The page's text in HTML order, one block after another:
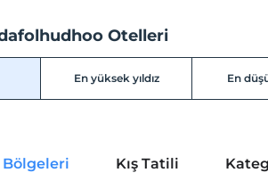
Otelleri
En yüksek yıldız En
Kış Tatili